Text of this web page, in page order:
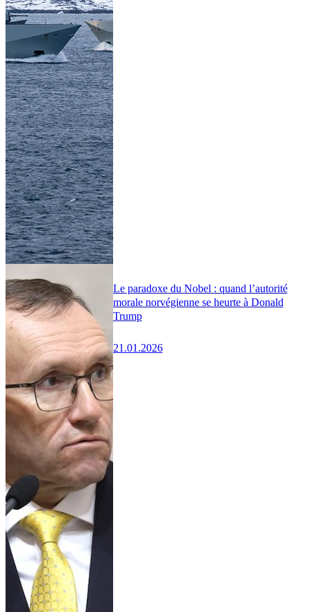
Le paradoxe du Nobel : quand l’autorité
morale norvégienne se heurte à Donald
Trump
21.01.2026